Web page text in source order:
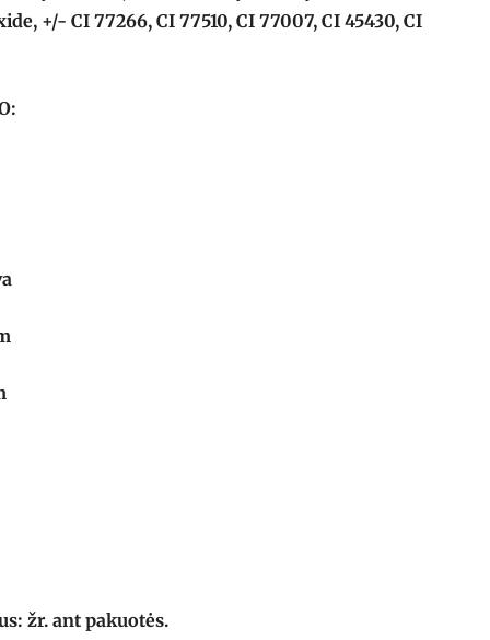
+/- CI 77266, CI 77510, CI 77007, CI 45430, CI
žr. ant pakuotės.